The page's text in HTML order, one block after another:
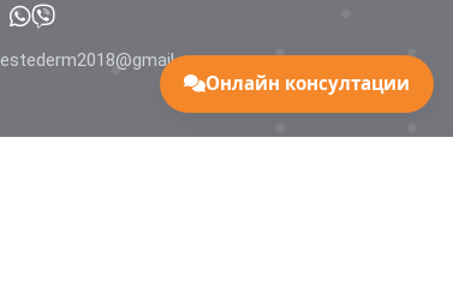
estederm2018@gmail.com
Онлайн консултации